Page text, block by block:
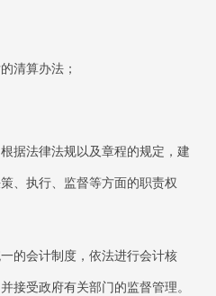
清算办法；
据法律法规以及章程的规定，建
、执行、监督等方面的职责权
的会计制度，依法进行会计核
接受政府有关部门的监督管理。